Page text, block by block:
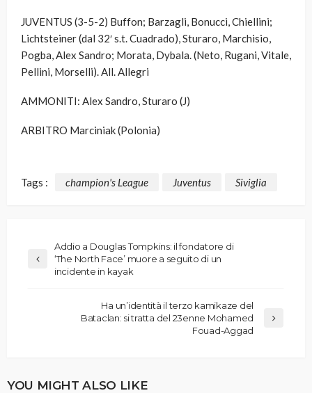
JUVENTUS (3-5-2) Buffon; Barzagli, Bonucci, Chiellini;
Lichtsteiner (dal 32′ s.t. Cuadrado), Sturaro, Marchisio,
Pogba, Alex Sandro; Morata, Dybala. (Neto, Rugani, Vitale,
Pellini, Morselli). All. Allegri
AMMONITI: Alex Sandro, Sturaro (J)
ARBITRO Marciniak (Polonia)
Tags : champion's League Juventus Siviglia
Addio a Douglas Tompkins: il fondatore di
‘The North Face’ muore a seguito di un
incidente in kayak
Ha un’identità il terzo kamikaze del
Bataclan: si tratta del 23enne Mohamed
Fouad-Aggad
YOU MIGHT ALSO LIKE